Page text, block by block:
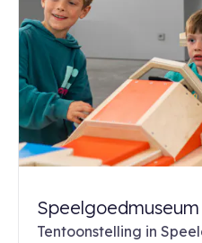
Tentoonstelling in